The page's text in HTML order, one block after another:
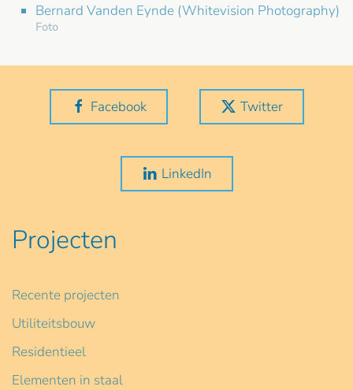
Bernard Vanden Eynde (Whitevision Photography)
Foto
Facebook Twitter
LinkedIn
Projecten
Recente projecten
Utiliteitsbouw
Residentieel
Elementen in staal